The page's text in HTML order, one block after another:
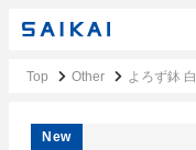
Top Other よろず鉢 白
New